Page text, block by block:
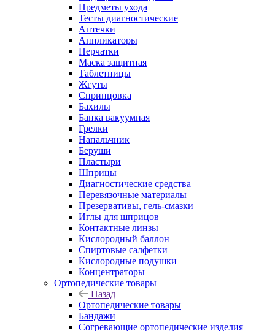
Предметы ухода
Тесты диагностические
Аптечки
Аппликаторы
Перчатки
Маска защитная
Таблетницы
Жгуты
Спринцовка
Бахилы
Банка вакуумная
Грелки
Напальчник
Беруши
Пластыри
Шприцы
Диагностические средства
Перевязочные материалы
Презервативы, гель-смазки
Иглы для шприцов
Контактные линзы
Кислородный баллон
Спиртовые салфетки
Кислородные подушки
Концентраторы
Ортопедические товары
Назад
Ортопедические товары
Бандажи
Согревающие ортопедические изделия